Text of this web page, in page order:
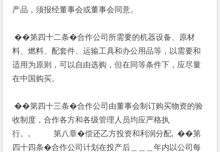
产品，须报经董事会或董事会同意。
��第四十二条�合作公司所需要的机器设备、原材
料、燃料、配套件、运输工具和办公用品等，以需要和
适用为原则，可以自由选购，但在同等条件下，应尽量
在中国购买。
��第四十三条�合作公司由董事会制订购买物资的验
收制度，合作各方和各级管理人员均应严格执
行。,            第八章�偿还乙方投资和利润分配,  ��第
四十四条�合作公司计划在投产后＿＿＿年内以公司每